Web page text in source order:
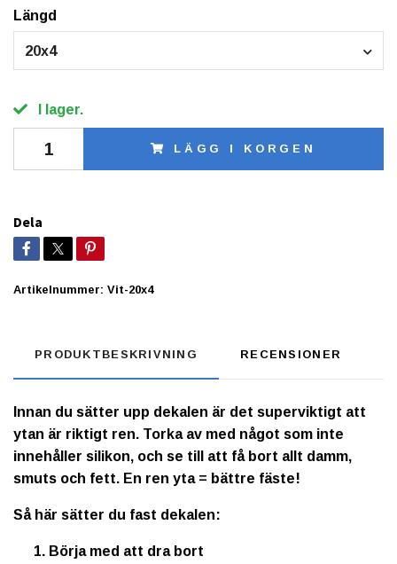
Längd
20x4
I lager.
LÄGG I KORGEN
Dela
Artikelnummer: Vit-20x4
PRODUKTBESKRIVNING RECENSIONER
Innan du sätter upp dekalen är det superviktigt att
ytan är riktigt ren. Torka av med något som inte
innehåller silikon, och se till att få bort allt damm,
smuts och fett. En ren yta = bättre fäste!
Så här sätter du fast dekalen:
Börja med att dra bort